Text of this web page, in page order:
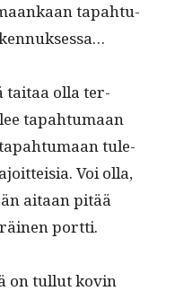
tapah­tu­
taitaa olla ter­
tapah­tu­maan
tule­
Voi olla,
aitaan pitää
portti.
on tul­lut kovin